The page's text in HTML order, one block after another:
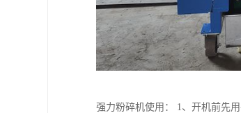
强力粉碎机使用： 1、开机前先